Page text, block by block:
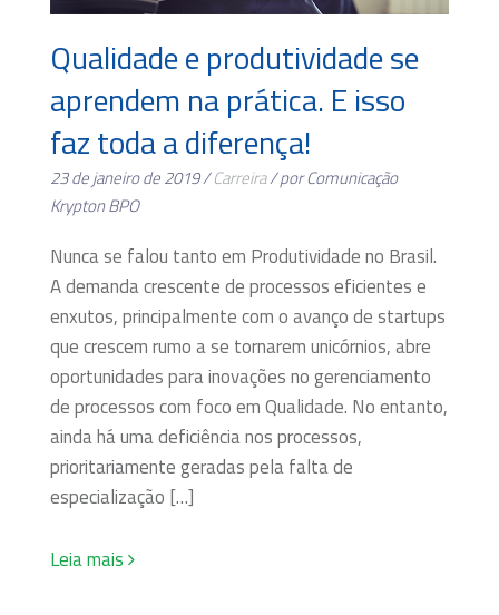
Qualidade e produtividade se
aprendem na prática. E isso
faz toda a diferença!
23 de janeiro de 2019 /Carreira/ por Comunicação
Krypton BPO
Nunca se falou tanto em Produtividade no Brasil.
A demanda crescente de processos eficientes e
enxutos, principalmente com o avanço de startups
que crescem rumo a se tornarem unicórnios, abre
oportunidades para inovações no gerenciamento
de processos com foco em Qualidade. No entanto,
ainda há uma deficiência nos processos,
prioritariamente geradas pela falta de
especialização […]
Leia mais